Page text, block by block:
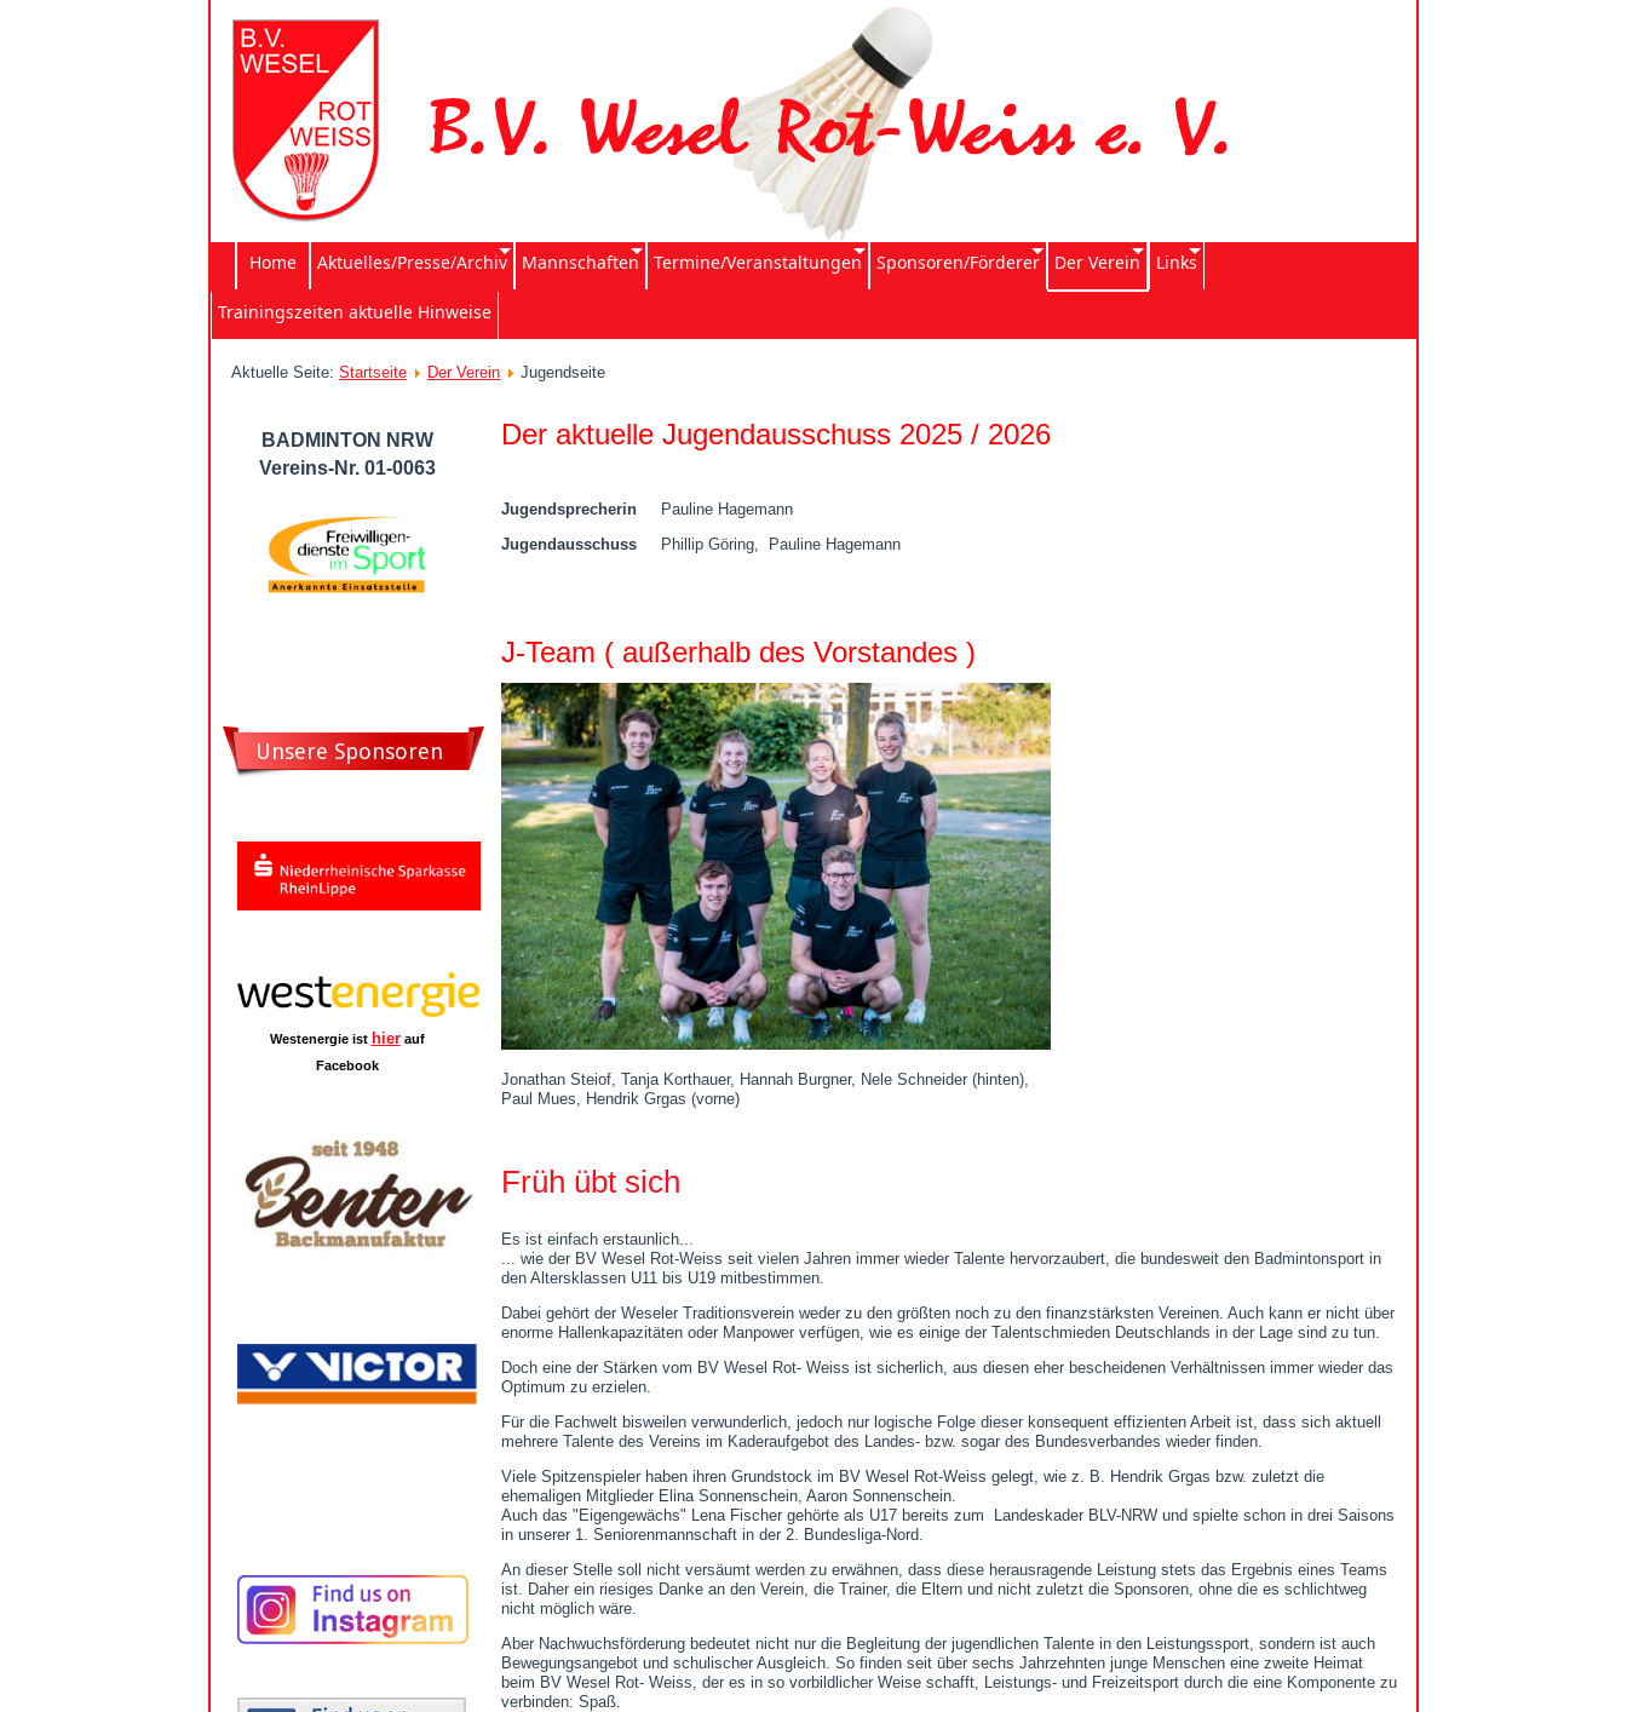
Home Aktuelles/Presse/Archiv Mannschaften Termine/Veranstaltungen Sponsoren/Förderer Der Verein Links
Trainingszeiten aktuelle Hinweise
Aktuelle Seite: Startseite Der Verein Jugendseite
BADMINTON NRW
Vereins-Nr. 01-0063
Unsere Sponsoren
Westenergie ist hierauf
Facebook
Der aktuelle Jugendausschuss 2025 / 2026
Jugendsprecherin Pauline Hagemann
Jugendausschuss Phillip Göring, Pauline Hagemann
J-Team ( außerhalb des Vorstandes )
Jonathan Steiof, Tanja Korthauer, Hannah Burgner, Nele Schneider (hinten),
Paul Mues, Hendrik Grgas (vorne)
Früh übt sich
Es ist einfach erstaunlich...
... wie der BV Wesel Rot-Weiss seit vielen Jahren immer wieder Talente hervorzaubert, die bundesweit den Badmintonsport in
den Altersklassen U11 bis U19 mitbestimmen.
Dabei gehört der Weseler Traditionsverein weder zu den größten noch zu den finanzstärksten Vereinen. Auch kann er nicht über
enorme Hallenkapazitäten oder Manpower verfügen, wie es einige der Talentschmieden Deutschlands in der Lage sind zu tun.
Doch eine der Stärken vom BV Wesel Rot- Weiss ist sicherlich, aus diesen eher bescheidenen Verhältnissen immer wieder das
Optimum zu erzielen.
Für die Fachwelt bisweilen verwunderlich, jedoch nur logische Folge dieser konsequent effizienten Arbeit ist, dass sich aktuell
mehrere Talente des Vereins im Kaderaufgebot des Landes- bzw. sogar des Bundesverbandes wieder finden.
Viele Spitzenspieler haben ihren Grundstock im BV Wesel Rot-Weiss gelegt, wie z. B. Hendrik Grgas bzw. zuletzt die
ehemaligen Mitglieder Elina Sonnenschein, Aaron Sonnenschein.
Auch das "Eigengewächs" Lena Fischer gehörte als U17 bereits zum Landeskader BLV-NRW und spielte schon in drei Saisons
in unserer 1. Seniorenmannschaft in der 2. Bundesliga-Nord.
An dieser Stelle soll nicht versäumt werden zu erwähnen, dass diese herausragende Leistung stets das Ergebnis eines Teams
ist. Daher ein riesiges Danke an den Verein, die Trainer, die Eltern und nicht zuletzt die Sponsoren, ohne die es schlichtweg
nicht möglich wäre.
Aber Nachwuchsförderung bedeutet nicht nur die Begleitung der jugendlichen Talente in den Leistungssport, sondern ist auch
Bewegungsangebot und schulischer Ausgleich. So finden seit über sechs Jahrzehnten junge Menschen eine zweite Heimat
beim BV Wesel Rot- Weiss, der es in so vorbildlicher Weise schafft, Leistungs- und Freizeitsport durch die eine Komponente zu
verbinden: Spaß.